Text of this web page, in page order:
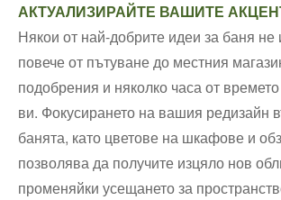
АКТУАЛИЗИРАЙТЕ ВАШИТЕ
Някои от най-добрите идеи за баня не
повече от пътуване до местния
подобрения и няколко часа от времето
ви. Фокусирането на вашия редизайн
банята, като цветове на шкафове и
позволява да получите изцяло нов
променяйки усещането за